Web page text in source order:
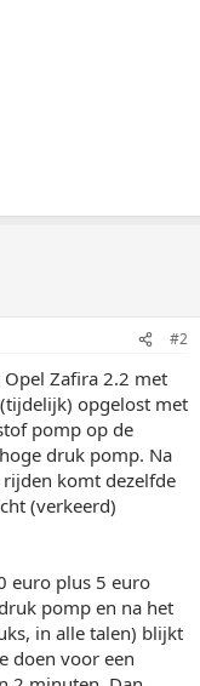
#2
Zafira 2.2 met
opgelost met
pomp op de
druk pomp. Na
komt dezelfde
(verkeerd)
euro plus 5 euro
pomp en na het
in alle talen) blijkt
doen voor een